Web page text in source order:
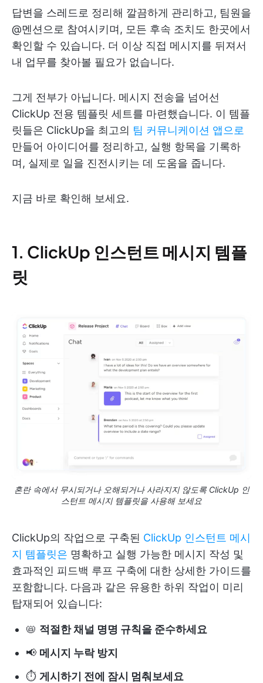
답변을 스레드로 정리해 깔끔하게 관리하고, 팀원을
@멘션으로 참여시키며, 모든 후속 조치도 한곳에서
확인할 수 있습니다. 더 이상 직접 메시지를 뒤져서
내 업무를 찾아볼 필요가 없습니다.
그게 전부가 아닙니다. 메시지 전송을 넘어선
ClickUp 전용 템플릿 세트를 마련했습니다. 이 템플
릿들은 ClickUp을 최고의 팀 커뮤니케이션 앱으로
만들어 아이디어를 정리하고, 실행 항목을 기록하
며, 실제로 일을 진전시키는 데 도움을 줍니다.
지금 바로 확인해 보세요.
1. ClickUp 인스턴트 메시지 템플
릿
혼란 속에서 무시되거나 오해되거나 사라지지 않도록 ClickUp 인
스턴트 메시지 템플릿을 사용해 보세요
ClickUp의 작업으로 구축된 ClickUp 인스턴트 메시
지 템플릿은 명확하고 실행 가능한 메시지 작성 및
효과적인 피드백 루프 구축에 대한 상세한 가이드를
포함합니다. 다음과 같은 유용한 하위 작업이 미리
탑재되어 있습니다:
📛 적절한 채널 명명 규칙을 준수하세요
📢 메시지 누락 방지
⏱️ 게시하기 전에 잠시 멈춰보세요